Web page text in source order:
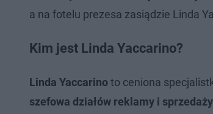
a na fotelu prezesa zasiądzie Linda
Kim jest Linda Yaccarino?
Linda Yaccarinoto ceniona
szefowa działów reklamy i sprzedaży